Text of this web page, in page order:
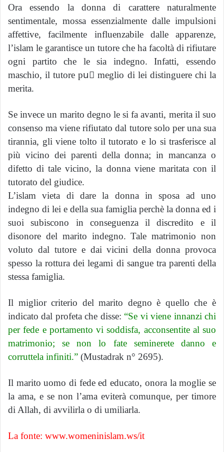
Ora essendo la donna di carattere naturalmente
sentimentale, mossa essenzialmente dalle impulsioni
affettive, facilmente influenzabile dalle apparenze,
l’islam le garantisce un tutore che ha facoltà di rifiutare
ogni partito che le sia indegno. Infatti, essendo
maschio, il tutore puٍ meglio di lei distinguere chi la
merita.
Se invece un marito degno le si fa avanti, merita il suo
consenso ma viene rifiutato dal tutore solo per una sua
tirannia, gli viene tolto il tutorato e lo si trasferisce al
più vicino dei parenti della donna; in mancanza o
difetto di tale vicino, la donna viene maritata con il
tutorato del giudice.
L’islam vieta di dare la donna in sposa ad uno
indegno di lei e della sua famiglia perchè la donna ed i
suoi subiscono in conseguenza il discredito e il
disonore del marito indegno. Tale matrimonio non
voluto dal tutore e dai vicini della donna provoca
spesso la rottura dei legami di sangue tra parenti della
stessa famiglia.
Il miglior criterio del marito degno è quello che è
indicato dal profeta che disse: “Se vi viene innanzi chi
per fede e portamento vi soddisfa, acconsentite al suo
matrimonio; se non lo fate seminerete danno e
corruttela infiniti.” (Mustadrak n° 2695).
Il marito uomo di fede ed educato, onora la moglie se
la ama, e se non l’ama eviterà comunque, per timore
di Allah, di avvilirla o di umiliarla.
La fonte: www.womeninislam.ws/it